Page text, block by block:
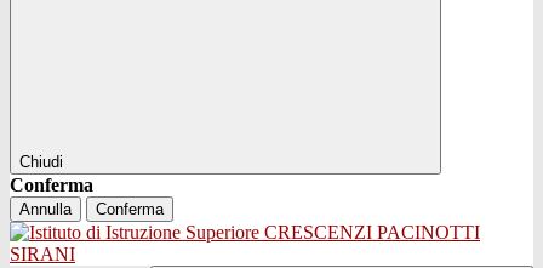
Chiudi
Conferma
Annulla Conferma